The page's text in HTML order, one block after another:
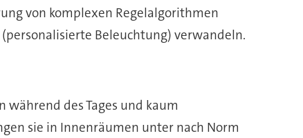
von komplexen Regelalgorithmen
Beleuchtung) verwandeln.
des Tages und kaum
sie in Innenräumen unter nach Norm